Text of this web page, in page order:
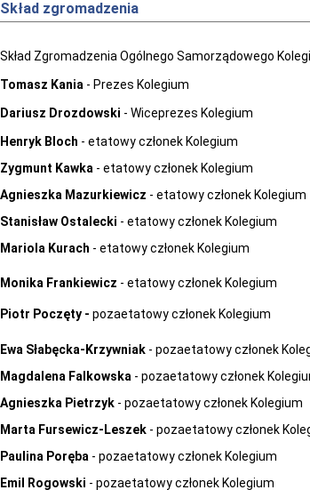
Skład zgromadzenia
Skład Zgromadzenia Ogólnego Samorządowego
Tomasz Kania - Prezes Kolegium
Dariusz Drozdowski - Wiceprezes Kolegium
Henryk Bloch - etatowy członek Kolegium
Zygmunt Kawka - etatowy członek Kolegium
Agnieszka Mazurkiewicz - etatowy członek Kolegium
Stanisław Ostalecki - etatowy członek Kolegium
Mariola Kurach - etatowy członek Kolegium
Monika Frankiewicz - etatowy członek Kolegium
Piotr Poczęty - pozaetatowy członek Kolegium
Ewa Słabęcka-Krzywniak - pozaetatowy członek
Magdalena Falkowska - pozaetatowy członek
Agnieszka Pietrzyk - pozaetatowy członek Kolegium
Marta Fursewicz-Leszek - pozaetatowy członek
Paulina Poręba - pozaetatowy członek Kolegium
Emil Rogowski - pozaetatowy członek Kolegium